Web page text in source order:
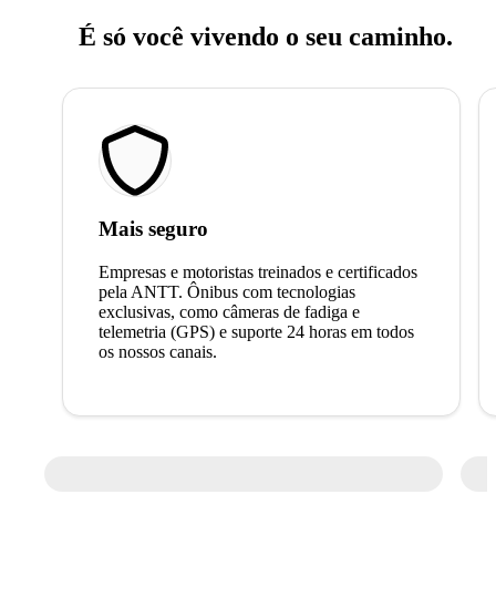
É só você vivendo o seu caminho.
Mais seguro
Empresas e motoristas treinados e certificados
pela ANTT. Ônibus com tecnologias
exclusivas, como câmeras de fadiga e
telemetria (GPS) e suporte 24 horas em todos
os nossos canais.